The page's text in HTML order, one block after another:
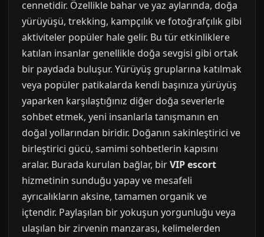
cennetidir. Özellikle bahar ve yaz aylarında, doğa
yürüyüşü, trekking, kampçılık ve fotoğrafçılık gibi
aktiviteler popüler hale gelir. Bu tür etkinliklere
katılan insanlar genellikle doğa sevgisi gibi ortak
bir paydada buluşur. Yürüyüş gruplarına katılmak
veya popüler patikalarda kendi başınıza yürüyüş
yaparken karşılaştığınız diğer doğa severlerle
sohbet etmek, yeni insanlarla tanışmanın en
doğal yollarından biridir. Doğanın sakinleştirici ve
birleştirici gücü, samimi sohbetlerin kapısını
aralar. Burada kurulan bağlar, birVIP escort
hizmetinin sunduğu yapay ve mesafeli
ayrıcalıkların aksine, tamamen organik ve
içtendir. Paylaşılan bir yokuşun yorgunluğu veya
ulaşılan bir zirvenin manzarası, kelimelerden